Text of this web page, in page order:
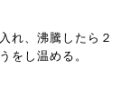
れ、沸騰したら２
をし温める。